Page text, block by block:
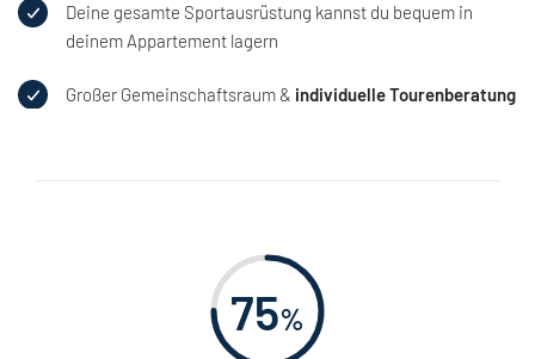
Deine gesamte Sportausrüstung kannst du bequem in
deinem Appartement lagern
Großer Gemeinschaftsraum & individuelle Tourenberatung
75%